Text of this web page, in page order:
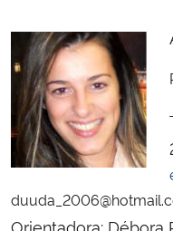
Ministério da Educação
Ministério da Cidadania
Ministério da Saúde
Ministério de Minas e Energia
Orientadora: Débora